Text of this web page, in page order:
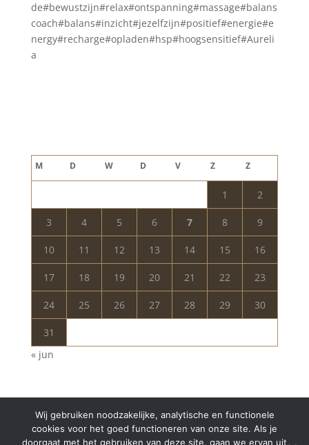
de#bewustzijn#relax#ontspanning#massage#balans
coach#balans#inzicht#jezelfzijn#positief#energie#e
nergy#recharge#opladen#hsp#hoogsensitief#Aureli
a
M D W D V Z Z
1 2
3 4 5 6 7 8 9
10 11 12 13 14 15 16
17 18 19 20 21 22 23
24 25 26 27 28 29 30
31
« jun
Wij gebruiken noodzakelijke, analytische en functionele
cookies voor het goed functioneren van onze site. Als je
doorgaat met het gebruiken van deze site, gaan we ervan uit